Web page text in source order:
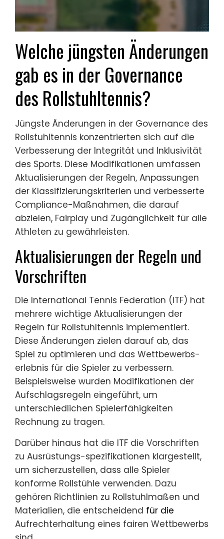
Welche jüngsten Änderungen
gab es in der Governance
des Rollstuhltennis?
Jüngste Änderungen in der Governance des
Rollstuhltennis konzentrierten sich auf die
Verbesserung der Integrität und Inklusivität
des Sports. Diese Modifikationen umfassen
Aktualisierungen der Regeln, Anpassungen
der Klassifizierungskriterien und verbesserte
Compliance-Maßnahmen, die darauf
abzielen, Fairplay und Zugänglichkeit für alle
Athleten zu gewährleisten.
Aktualisierungen der Regeln und
Vorschriften
Die International Tennis Federation (ITF) hat
mehrere wichtige Aktualisierungen der
Regeln für Rollstuhltennis implementiert.
Diese Änderungen zielen darauf ab, das
Spiel zu optimieren und das Wettbewerbs-
erlebnis für die Spieler zu verbessern.
Beispielsweise wurden Modifikationen der
Aufschlagsregeln eingeführt, um
unterschiedlichen Spielerfähigkeiten
Rechnung zu tragen.
Darüber hinaus hat die ITF die Vorschriften
zu Ausrüstungs-spezifikationen klargestellt,
um sicherzustellen, dass alle Spieler
konforme Rollstühle verwenden. Dazu
gehören Richtlinien zu Rollstuhlmaßen und
Materialien, die entscheidend für die
Aufrechterhaltung eines fairen Wettbewerbs